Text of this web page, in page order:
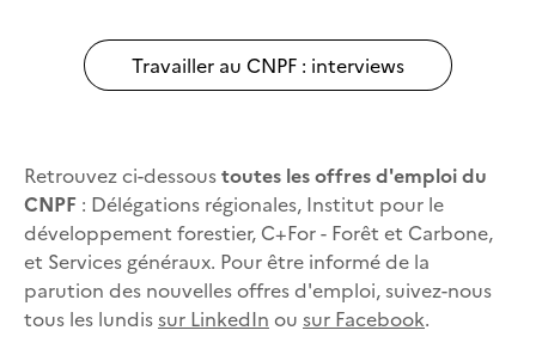
Travailler au CNPF : interviews
Retrouvez ci-dessoustoutes les offres d'emploi du
CNPF : Délégations régionales, Institut pour le
développement forestier, C+For - Forêt et Carbone,
et Services généraux. Pour être informé de la
parution des nouvelles offres d'emploi, suivez-nous
tous les lundissur LinkedIn ou sur Facebook.